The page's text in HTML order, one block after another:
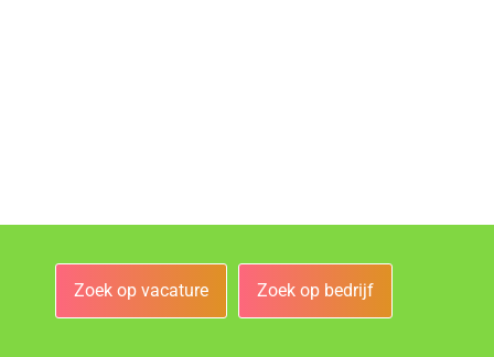
Zoek op vacature Zoek op bedrijf